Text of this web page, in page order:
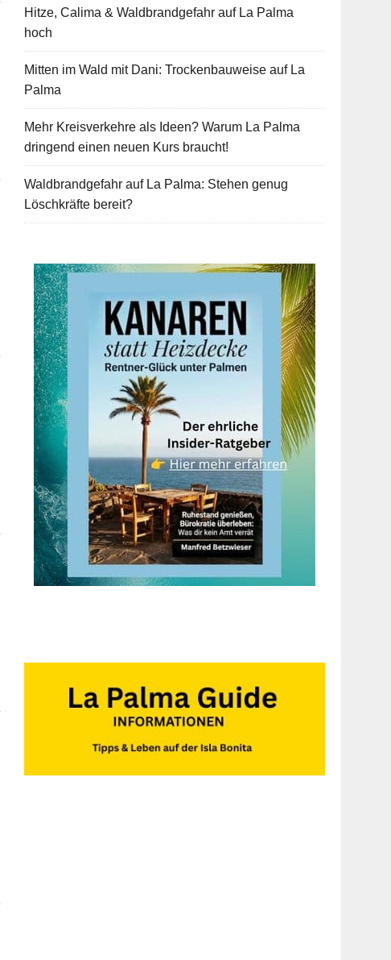
Hitze, Calima & Waldbrandgefahr auf La Palma
hoch
Mitten im Wald mit Dani: Trockenbauweise auf La
Palma
Mehr Kreisverkehre als Ideen? Warum La Palma
dringend einen neuen Kurs braucht!
Waldbrandgefahr auf La Palma: Stehen genug
Löschkräfte bereit?